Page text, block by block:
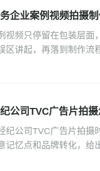
企业案例视频拍摄制
视频只停留在包装层面
区讲起，再落到制作流
公司TVC广告片拍摄
纪公司TVC广告片拍摄
记忆点和品牌转化，给